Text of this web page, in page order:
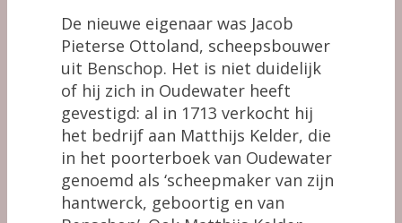
De nieuwe eigenaar was Jacob
Pieterse Ottoland, scheepsbouwer
uit Benschop. Het is niet duidelijk
of hij zich in Oudewater heeft
gevestigd: al in 1713 verkocht hij
het bedrijf aan Matthijs Kelder, die
in het poorterboek van Oudewater
genoemd als ‘scheepmaker van zijn
hantwerck, geboortig en van